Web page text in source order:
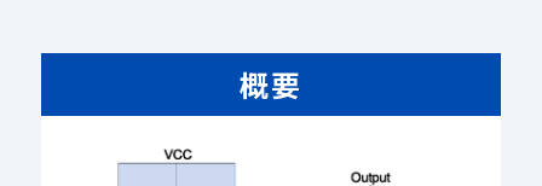
概要